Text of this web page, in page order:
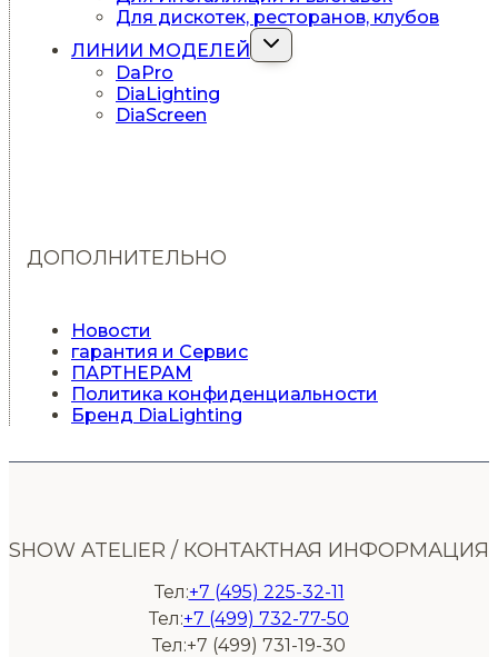
Для дискотек, ресторанов, клубов
ЛИНИИ МОДЕЛЕЙ
Переключить
дочернее
DaPro
DiaLighting
DiaScreen
ДОПОЛНИТЕЛЬНО
Новости
гарантия и Сервис
ПАРТНЕРАМ
Политика конфиденциальности
Бренд DiaLighting
SHOW ATELIER / КОНТАКТНАЯ ИНФОРМАЦИЯ
Тел:+7 (495) 225-32-11
Тел:+7 (499) 732-77-50
Тел:+7 (499) 731-19-30